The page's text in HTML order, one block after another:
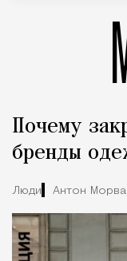
Почему
бренды
Люди Антон